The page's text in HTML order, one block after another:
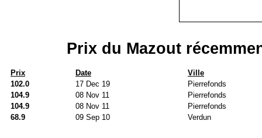
Prix du Mazout
Prix Date
Ville
102.0
17 Dec 19
Pierrefonds
104.9
08 Nov 11
Pierrefonds
104.9
08 Nov 11
Pierrefonds
68.9
09 Sep 10 Verdun